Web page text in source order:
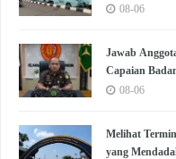
Kota Jakarta
08-06
Jawab
Capaian
08-06
Melihat
yang